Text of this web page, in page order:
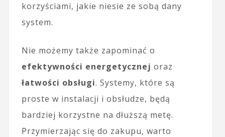
korzyściami, jakie niesie ze sobą dany
system.
Nie możemy także zapominać o
efektywności energetycznej oraz
łatwości obsługi. Systemy, które są
proste w instalacji i obsłudze, będą
bardziej korzystne na dłuższą metę.
Przymierzając się do zakupu, warto